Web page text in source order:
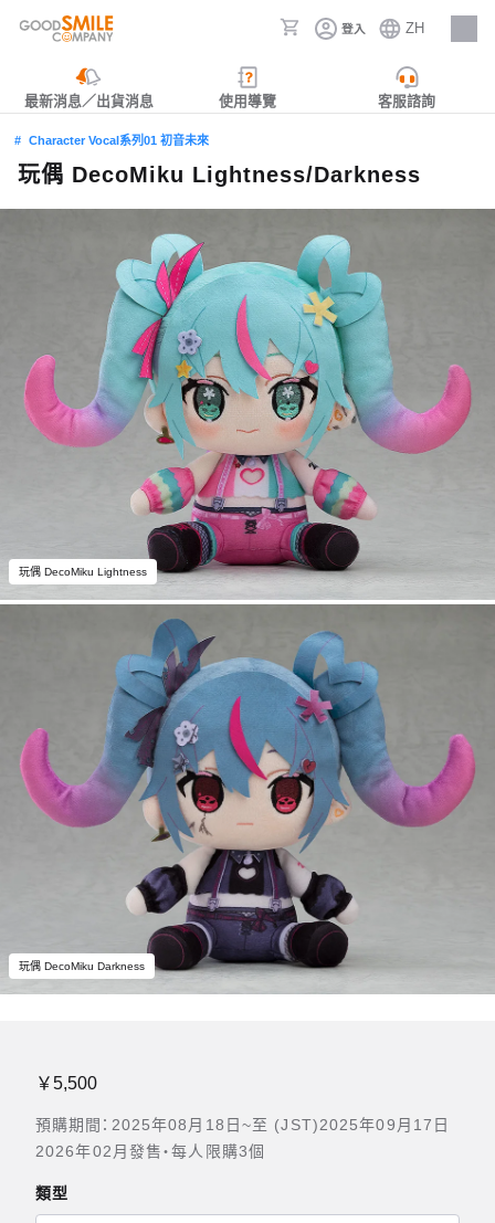
登入 ZH
人才招募
最新消息／出貨消息 使用導覽 客服諮詢
Character Vocal系列01 初音未來
玩偶 DecoMiku Lightness/Darkness
玩偶 DecoMiku Lightness
玩偶 DecoMiku Darkness
￥5,500
預購期間：2025年08月18日~至 (JST)2025年09月17日
2026年02月發售・每人限購3個
類型